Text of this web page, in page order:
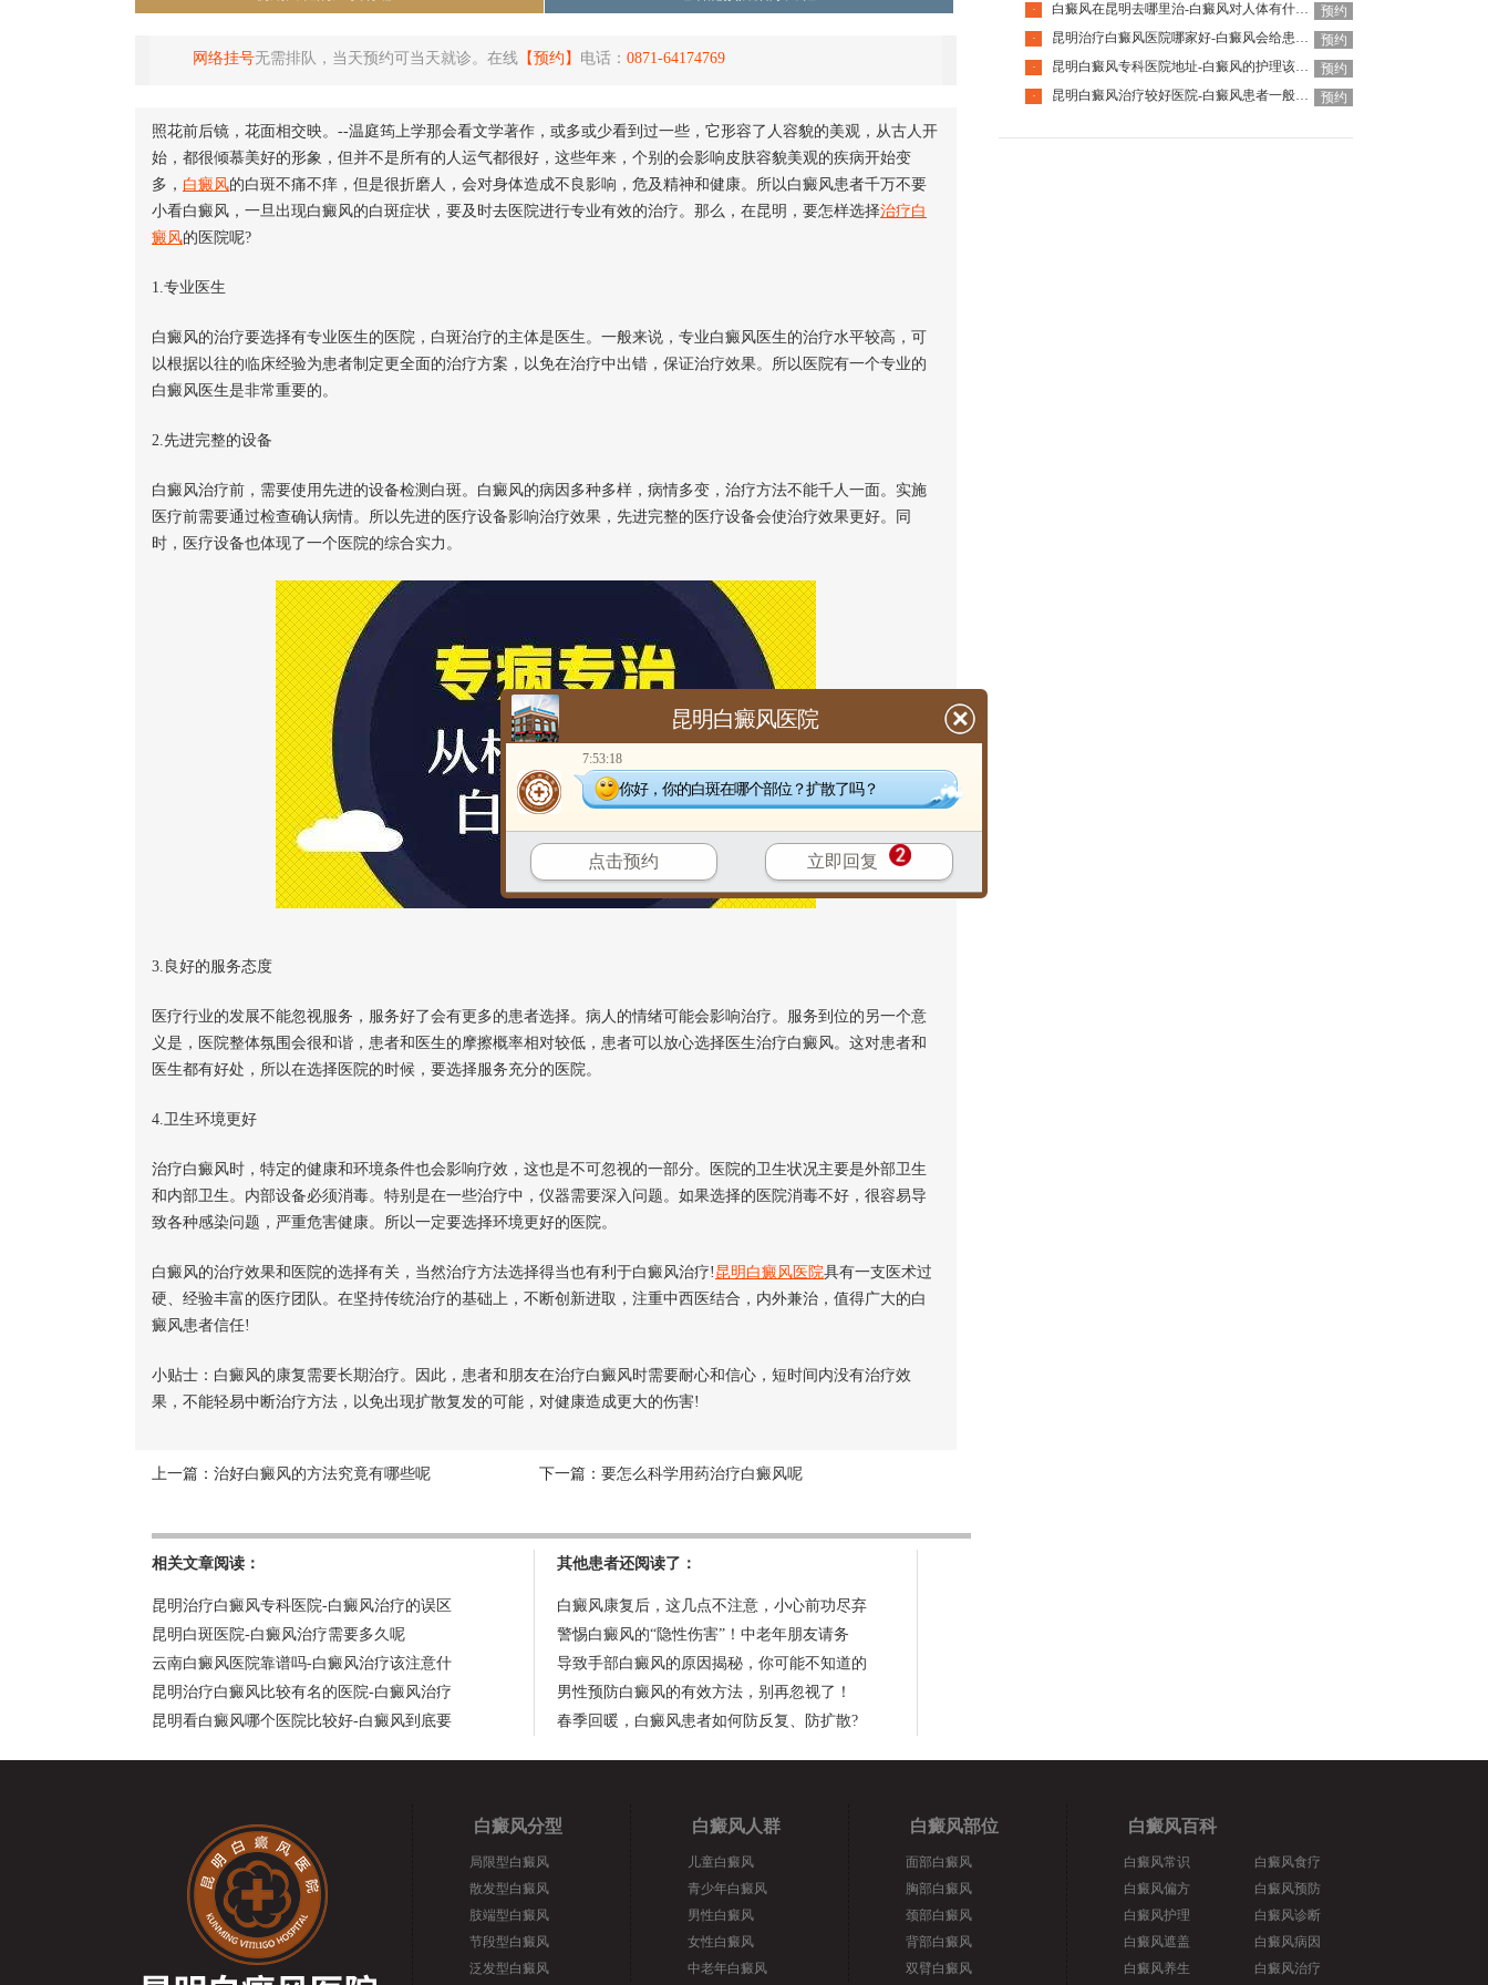
网络挂号无需排队，当天预约可当天就诊。在线 【预约】 电话： 0871-64174769
照花前后镜，花面相交映。--温庭筠上学那会看文学著作，或多或少看到过一些，它形容了人容貌的美观，从古人开
始，都很倾慕美好的形象，但并不是所有的人运气都很好，这些年来，个别的会影响皮肤容貌美观的疾病开始变
多， 白癜风的白斑不痛不痒，但是很折磨人，会对身体造成不良影响，危及精神和健康。所以白癜风患者千万不要
小看白癜风，一旦出现白癜风的白斑症状，要及时去医院进行专业有效的治疗。那么，在昆明，要怎样选择治疗白
癜风的医院呢?
1.专业医生
白癜风的治疗要选择有专业医生的医院，白斑治疗的主体是医生。一般来说，专业白癜风医生的治疗水平较高，可
以根据以往的临床经验为患者制定更全面的治疗方案，以免在治疗中出错，保证治疗效果。所以医院有一个专业的
白癜风医生是非常重要的。
2.先进完整的设备
白癜风治疗前，需要使用先进的设备检测白斑。白癜风的病因多种多样，病情多变，治疗方法不能千人一面。实施
医疗前需要通过检查确认病情。所以先进的医疗设备影响治疗效果，先进完整的医疗设备会使治疗效果更好。同
时，医疗设备也体现了一个医院的综合实力。
3.良好的服务态度
医疗行业的发展不能忽视服务，服务好了会有更多的患者选择。病人的情绪可能会影响治疗。服务到位的另一个意
义是，医院整体氛围会很和谐，患者和医生的摩擦概率相对较低，患者可以放心选择医生治疗白癜风。这对患者和
医生都有好处，所以在选择医院的时候，要选择服务充分的医院。
4.卫生环境更好
治疗白癜风时，特定的健康和环境条件也会影响疗效，这也是不可忽视的一部分。医院的卫生状况主要是外部卫生
和内部卫生。内部设备必须消毒。特别是在一些治疗中，仪器需要深入问题。如果选择的医院消毒不好，很容易导
致各种感染问题，严重危害健康。所以一定要选择环境更好的医院。
白癜风的治疗效果和医院的选择有关，当然治疗方法选择得当也有利于白癜风治疗! 昆明白癜风医院具有一支医术过
硬、经验丰富的医疗团队。在坚持传统治疗的基础上，不断创新进取，注重中西医结合，内外兼治，值得广大的白
癜风患者信任!
小贴士：白癜风的康复需要长期治疗。因此，患者和朋友在治疗白癜风时需要耐心和信心，短时间内没有治疗效
果，不能轻易中断治疗方法，以免出现扩散复发的可能，对健康造成更大的伤害!
上一篇： 治好白癜风的方法究竟有哪些呢 下一篇： 要怎么科学用药治疗白癜风呢
相关文章阅读：
昆明治疗白癜风专科医院-白癜风治疗的误区
昆明白斑医院-白癜风治疗需要多久呢
云南白癜风医院靠谱吗-白癜风治疗该注意什
昆明治疗白癜风比较有名的医院-白癜风治疗
昆明看白癜风哪个医院比较好-白癜风到底要
其他患者还阅读了：
白癜风康复后，这几点不注意，小心前功尽弃
警惕白癜风的“隐性伤害”！中老年朋友请务
导致手部白癜风的原因揭秘，你可能不知道的
男性预防白癜风的有效方法，别再忽视了！
春季回暖，白癜风患者如何防反复、防扩散?
· 白癜风在昆明去哪里治-白癜风对人体有什么伤害呢
预约
·
昆明治疗白癜风医院哪家好-白癜风会给患者带来什么危害呢
预约
·
昆明白癜风专科医院地址-白癜风的护理该怎么做好呢
预约
·
昆明白癜风治疗较好医院-白癜风患者一般会有哪些心理问题呢 预约
白癜风分型
局限型白癜风
散发型白癜风
肢端型白癜风
节段型白癜风
泛发型白癜风
白癜风人群
儿童白癜风
青少年白癜风
男性白癜风
女性白癜风
中老年白癜风
白癜风部位
面部白癜风
胸部白癜风
颈部白癜风
背部白癜风
双臂白癜风
白癜风百科
白癜风常识
白癜风偏方
白癜风护理
白癜风遮盖
白癜风养生
白癜风食疗
白癜风预防
白癜风诊断
白癜风病因
白癜风治疗
昆明白癜风医院
7:53:18
你好，你的白斑在哪个部位？扩散了吗？
点击预约 立即回复